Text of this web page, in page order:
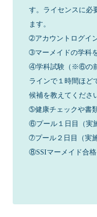
す。ライセンスに必
ます。
➁アカウントログイ
➂マーメイドの学科
④学科試験（※⑥の
ラインで１時間ほど
候補を教えてくださ
➄健康チェックや書
⑥プール１日目（実
➆プール２日目（実
⑧SSIマーメイド合格